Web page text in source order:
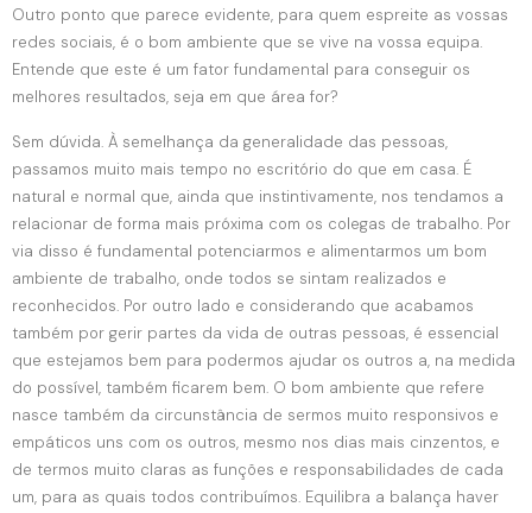
Outro ponto que parece evidente, para quem espreite as vossas
redes sociais, é o bom ambiente que se vive na vossa equipa.
Entende que este é um fator fundamental para conseguir os
melhores resultados, seja em que área for?
Sem dúvida. À semelhança da generalidade das pessoas,
passamos muito mais tempo no escritório do que em casa. É
natural e normal que, ainda que instintivamente, nos tendamos a
relacionar de forma mais próxima com os colegas de trabalho. Por
via disso é fundamental potenciarmos e alimentarmos um bom
ambiente de trabalho, onde todos se sintam realizados e
reconhecidos. Por outro lado e considerando que acabamos
também por gerir partes da vida de outras pessoas, é essencial
que estejamos bem para podermos ajudar os outros a, na medida
do possível, também ficarem bem. O bom ambiente que refere
nasce também da circunstância de sermos muito responsivos e
empáticos uns com os outros, mesmo nos dias mais cinzentos, e
de termos muito claras as funções e responsabilidades de cada
um, para as quais todos contribuímos. Equilibra a balança haver